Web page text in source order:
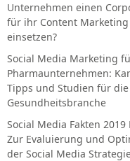
Unternehmen einen
für ihr Content Marketing
einsetzen?
Social Media Marketing
Pharmaunternehmen:
Tipps und Studien für die
Gesundheitsbranche
Social Media Fakten 2019
Zur Evaluierung und
der Social Media